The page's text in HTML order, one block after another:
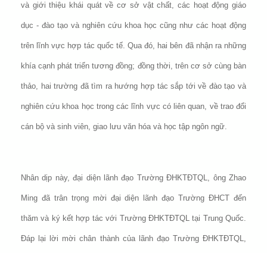
và giới thiệu khái quát về cơ sở vật chất, các hoạt động giáo
dục - đào tạo và nghiên cứu khoa học cũng như các hoạt động
trên lĩnh vực hợp tác quốc tế. Qua đó, hai bên đã nhận ra những
khía cạnh phát triển tương đồng; đồng thời, trên cơ sở cùng bàn
thảo, hai trường đã tìm ra hướng hợp tác sắp tới về đào tạo và
nghiên cứu khoa học trong các lĩnh vực có liên quan, về trao đổi
cán bộ và sinh viên, giao lưu văn hóa và học tập ngôn ngữ.
Nhân dịp này, đại diện lãnh đạo Trường ĐHKTĐTQL, ông Zhao
Ming đã trân trọng mời đại diện lãnh đạo Trường ĐHCT đến
thăm và ký kết hợp tác với Trường ĐHKTĐTQL tại Trung Quốc.
Đáp lại lời mời chân thành của lãnh đạo Trường ĐHKTĐTQL,